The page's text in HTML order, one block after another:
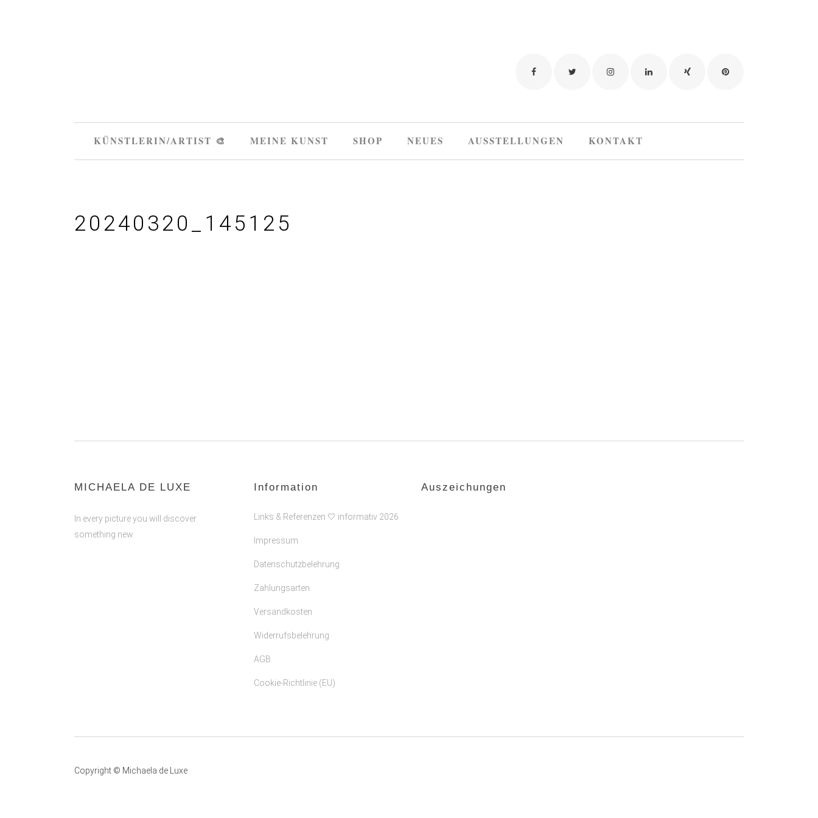
KÜNSTLERIN/ARTIST 🎨 MEINE KUNST SHOP NEUES AUSSTELLUNGEN KONTAKT
20240320_145125
MICHAELA DE LUXE
In every picture you will discover
something new.
Information
Links & Referenzen 🤍 informativ 2026
Impressum
Datenschutzbelehrung
Zahlungsarten
Versandkosten
Widerrufsbelehrung
AGB
Cookie-Richtlinie (EU)
Auszeichungen
Copyright © Michaela de Luxe